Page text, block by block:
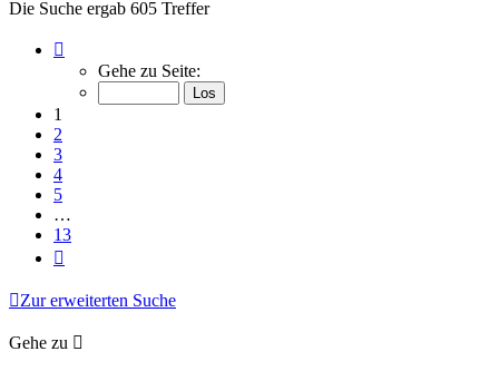
Die Suche ergab 605 Treffer
von
Gehe zu Seite:
1
2
3
4
5
…
13
Zur erweiterten Suche
Gehe zu